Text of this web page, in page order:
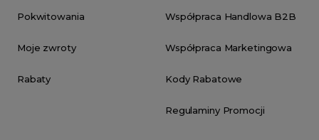
Pokwitowania
Moje zwroty
Rabaty
Współpraca Handlowa B2B
Współpraca Marketingowa
Kody Rabatowe
Regulaminy Promocji